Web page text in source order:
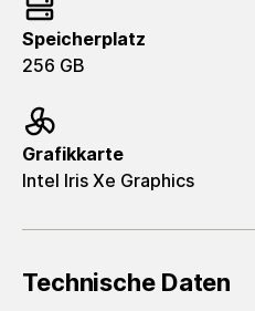
Speicherplatz
256 GB
Grafikkarte
Intel Iris Xe Graphics
Technische Daten